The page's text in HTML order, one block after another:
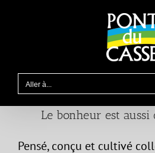
Aller à...
Le bonheur est
Pensé, conçu et cultivé